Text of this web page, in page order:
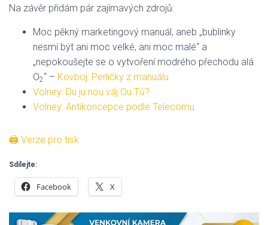
Na závěr přidám pár zajímavých zdrojů:
Moc pěkný marketingový manuál, aneb „bublinky
nesmí být ani moc velké, ani moc malé“ a
„nepokoušejte se o vytvoření modrého přechodu alá
O2 “ – Kovboj: Perličky z manuálu
Volney: Du ju nou váj Ou Tů?
Volney: Antikoncepce podle Telecomu
🖨 Verze pro tisk
Sdílejte:
Facebook X